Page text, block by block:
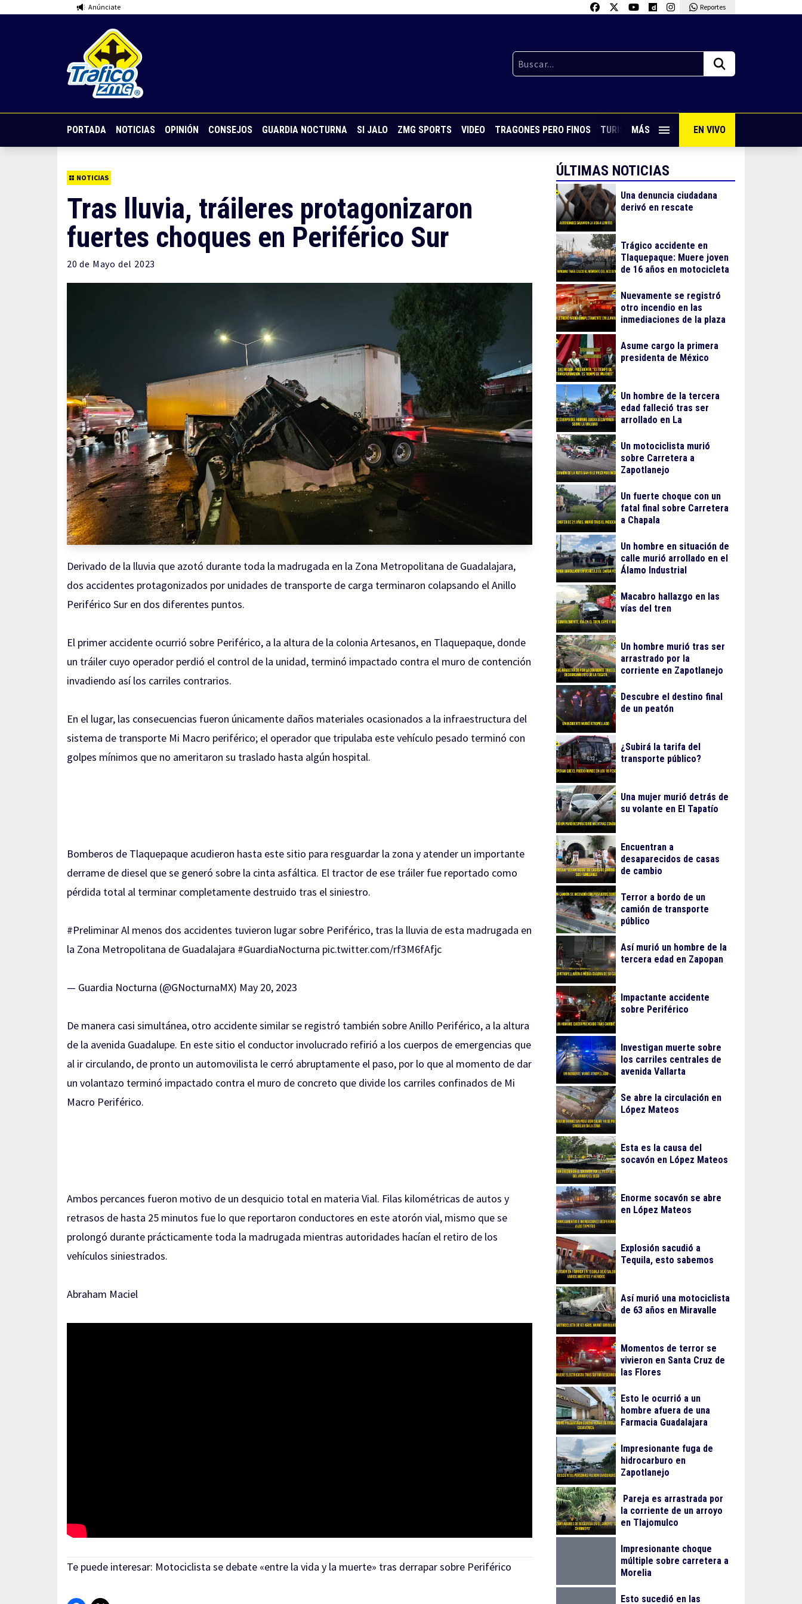
Anúnciate Reportes
PORTADA NOTICIAS OPINIÓN CONSEJOS GUARDIA NOCTURNA SI JALO ZMG SPORTS VIDEO TRAGONES PERO FINOS TURISMO CON SABOR VIVE PUERTO VALLARTA
MÁS EN VIVO
NOTICIAS
Tras lluvia, tráileres protagonizaron
fuertes choques en Periférico Sur
20 de Mayo del 2023
Derivado de la lluvia que azotó durante toda la madrugada en la Zona Metropolitana de Guadalajara,
dos accidentes protagonizados por unidades de transporte de carga terminaron colapsando el Anillo
Periférico Sur en dos diferentes puntos.
El primer accidente ocurrió sobre Periférico, a la altura de la colonia Artesanos, en Tlaquepaque, donde
un tráiler cuyo operador perdió el control de la unidad, terminó impactado contra el muro de contención
invadiendo así los carriles contrarios.
En el lugar, las consecuencias fueron únicamente daños materiales ocasionados a la infraestructura del
sistema de transporte Mi Macro periférico; el operador que tripulaba este vehículo pesado terminó con
golpes mínimos que no ameritaron su traslado hasta algún hospital.
Bomberos de Tlaquepaque acudieron hasta este sitio para resguardar la zona y atender un importante
derrame de diesel que se generó sobre la cinta asfáltica. El tractor de ese tráiler fue reportado como
pérdida total al terminar completamente destruido tras el siniestro.
#PreliminarAl menos dos accidentes tuvieron lugar sobre Periférico, tras la lluvia de esta madrugada en
la Zona Metropolitana de Guadalajara #GuardiaNocturna pic.twitter.com/rf3M6fAfjc
— Guardia Nocturna (@GNocturnaMX) May 20, 2023
De manera casi simultánea, otro accidente similar se registró también sobre Anillo Periférico, a la altura
de la avenida Guadalupe. En este sitio el conductor involucrado refirió a los cuerpos de emergencias que
al ir circulando, de pronto un automovilista le cerró abruptamente el paso, por lo que al momento de dar
un volantazo terminó impactado contra el muro de concreto que divide los carriles confinados de Mi
Macro Periférico.
Ambos percances fueron motivo de un desquicio total en materia Vial. Filas kilométricas de autos y
retrasos de hasta 25 minutos fue lo que reportaron conductores en este atorón vial, mismo que se
prolongó durante prácticamente toda la madrugada mientras autoridades hacían el retiro de los
vehículos siniestrados.
Abraham Maciel
Te puede interesar: Motociclista se debate «entre la vida y la muerte» tras derrapar sobre Periférico
ÚLTIMAS NOTICIAS
Una denuncia ciudadana
derivó en rescate
Trágico accidente en
Tlaquepaque: Muere joven
de 16 años en motocicleta
Nuevamente se registró
otro incendio en las
inmediaciones de la plaza
Asume cargo la primera
presidenta de México
Un hombre de la tercera
edad falleció tras ser
arrollado en La
Un motociclista murió
sobre Carretera a
Zapotlanejo
Un fuerte choque con un
fatal final sobre Carretera
a Chapala
Un hombre en situación de
calle murió arrollado en el
Álamo Industrial
Macabro hallazgo en las
vías del tren
Un hombre murió tras ser
arrastrado por la
corriente en Zapotlanejo
Descubre el destino final
de un peatón
¿Subirá la tarifa del
transporte público?
Una mujer murió detrás de
su volante en El Tapatío
Encuentran a
desaparecidos de casas
de cambio
Terror a bordo de un
camión de transporte
público
Así murió un hombre de la
tercera edad en Zapopan
Impactante accidente
sobre Periférico
Investigan muerte sobre
los carriles centrales de
avenida Vallarta
Se abre la circulación en
López Mateos
Esta es la causa del
socavón en López Mateos
Enorme socavón se abre
en López Mateos
Explosión sacudió a
Tequila, esto sabemos
Así murió una motociclista
de 63 años en Miravalle
Momentos de terror se
vivieron en Santa Cruz de
las Flores
Esto le ocurrió a un
hombre afuera de una
Farmacia Guadalajara
Impresionante fuga de
hidrocarburo en
Zapotlanejo
Pareja es arrastrada por
la corriente de un arroyo
en Tlajomulco
Impresionante choque
múltiple sobre carretera a
Morelia
Esto sucedió en las